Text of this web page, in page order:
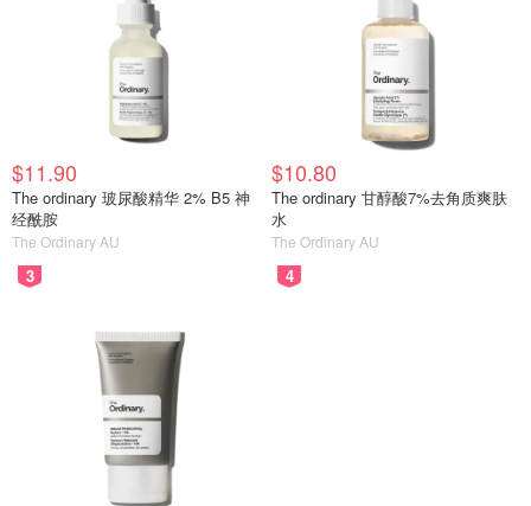
$11.90
The ordinary 玻尿酸精华 2% B5 神
经酰胺
The Ordinary AU
$10.80
The ordinary 甘醇酸7%去角质爽肤
水
The Ordinary AU
3 4